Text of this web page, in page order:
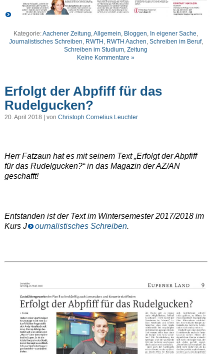
Kategorie:Aachener Zeitung ,Allgemein Bloggen In eigener Sache
Journalistisches Schreiben RWTH RWTH Aachen Schreiben im Beruf,
Schreiben im Studium ,Zeitung
Keine Kommentare »
Erfolgt der Abpfiff für das
Rudelgucken?
20. April 2018 | von Christoph Cornelius Leuchter
Herr Fatzaun hat es mit seinem Text „Erfolgt der Abpfiff
für das Rudelgucken?“ in das Magazin der AZ/AN
geschafft!
Entstanden ist der Text im Wintersemester 2017/2018 im
Kurs J
ournalistisches Schreiben.